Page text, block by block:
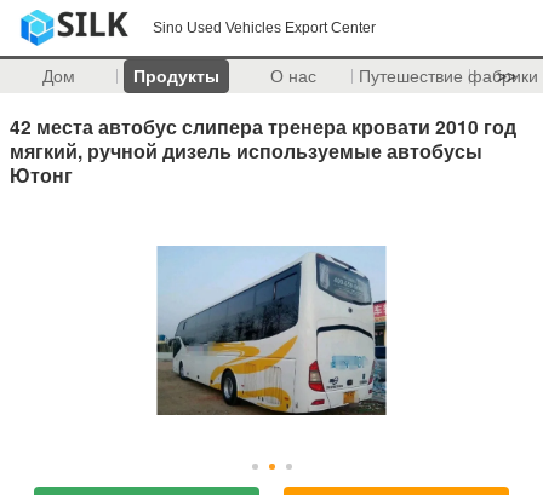
Sino Used Vehicles Export Center
Дом Продукты О нас Путешествие фабрики
>>
42 места автобус слипера тренера кровати 2010 год
мягкий, ручной дизель используемые автобусы
Ютонг